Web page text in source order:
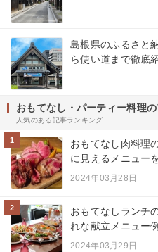
島根県のふるさと
ら使い道まで徹底
おもてなし・パーティー料理
人気のある記事ランキング
1
おもてなし肉料理
に見えるメニュー
2024年03月28日
2
おもてなしランチ
れな献立メニュー
2024年03月29日